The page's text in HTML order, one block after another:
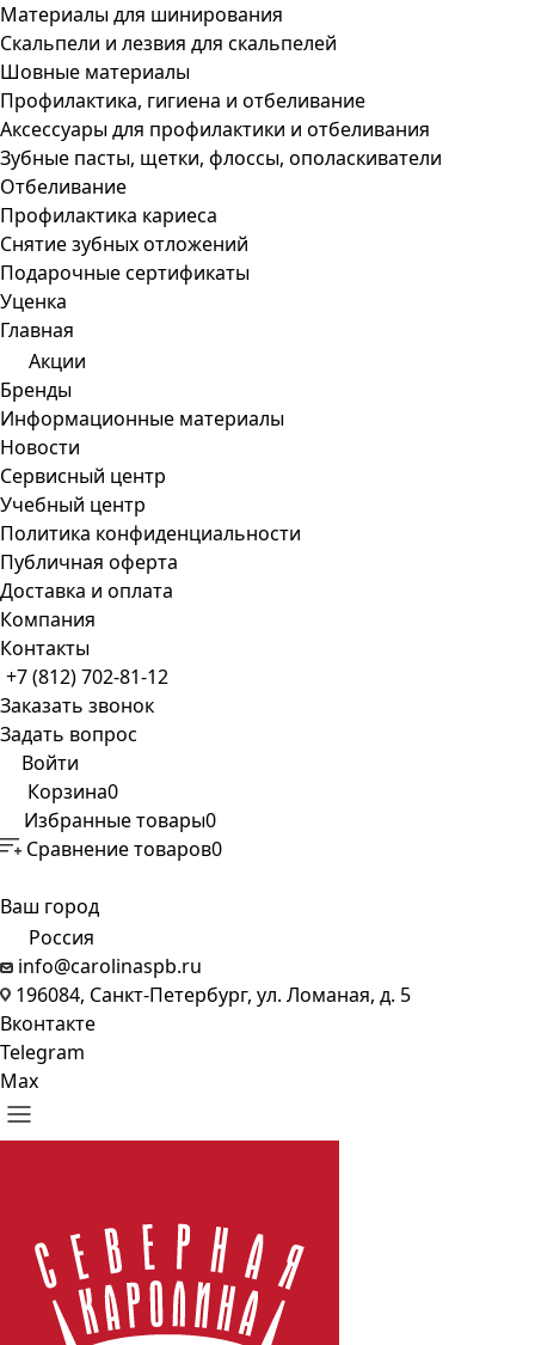
Материалы для шинирования
Скальпели и лезвия для скальпелей
Шовные материалы
Профилактика, гигиена и отбеливание
Аксессуары для профилактики и отбеливания
Зубные пасты, щетки, флоссы, ополаскиватели
Отбеливание
Профилактика кариеса
Снятие зубных отложений
Подарочные сертификаты
Уценка
Главная
Акции
Бренды
Информационные материалы
Новости
Сервисный центр
Учебный центр
Политика конфиденциальности
Публичная оферта
Доставка и оплата
Компания
Контакты
+7 (812) 702-81-12
Заказать звонок
Задать вопрос
Войти
Корзина0
Избранные товары0
Сравнение товаров0
Ваш город
Россия
info@carolinaspb.ru
196084, Санкт-Петербург, ул. Ломаная, д. 5
Вконтакте
Telegram
Max